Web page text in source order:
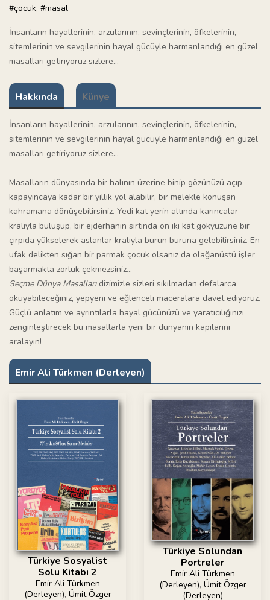
#çocuk, #masal
İnsanların hayallerinin, arzularının, sevinçlerinin, öfkelerinin,
sitemlerinin ve sevgilerinin hayal gücüyle harmanlandığı en güzel
masalları getiriyoruz sizlere...
Hakkında Künye
İnsanların hayallerinin, arzularının, sevinçlerinin, öfkelerinin,
sitemlerinin ve sevgilerinin hayal gücüyle harmanlandığı en güzel
masalları getiriyoruz sizlere...
Masalların dünyasında bir halının üzerine binip gözünüzü açıp
kapayıncaya kadar bir yıllık yol alabilir, bir melekle konuşan
kahramana dönüşebilirsiniz. Yedi kat yerin altında karıncalar
kralıyla buluşup, bir ejderhanın sırtında on iki kat gökyüzüne bir
çırpıda yükselerek aslanlar kralıyla burun buruna gelebilirsiniz. En
ufak delikten sığan bir parmak çocuk olsanız da olağanüstü işler
başarmakta zorluk çekmezsiniz...
Seçme Dünya Masallarıdizimizle sizleri sıkılmadan defalarca
okuyabileceğiniz, yepyeni ve eğlenceli maceralara davet ediyoruz.
Güçlü anlatım ve ayrıntılarla hayal gücünüzü ve yaratıcılığınızı
zenginleştirecek bu masallarla yeni bir dünyanın kapılarını
aralayın!
Emir Ali Türkmen (Derleyen)
Türkiye Sosyalist
Solu Kitabı 2
Emir Ali Türkmen
(Derleyen), Ümit Özger
Türkiye Solundan
Portreler
Emir Ali Türkmen
(Derleyen), Ümit Özger
(Derleyen)